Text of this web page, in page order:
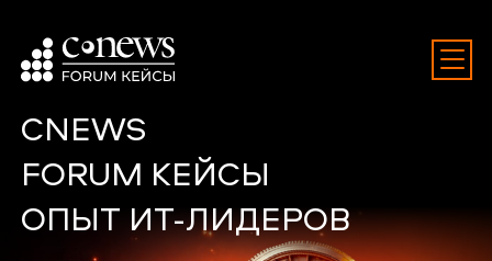
CNEWS
FORUM КЕЙСЫ
ОПЫТ ИТ-ЛИДЕРОВ